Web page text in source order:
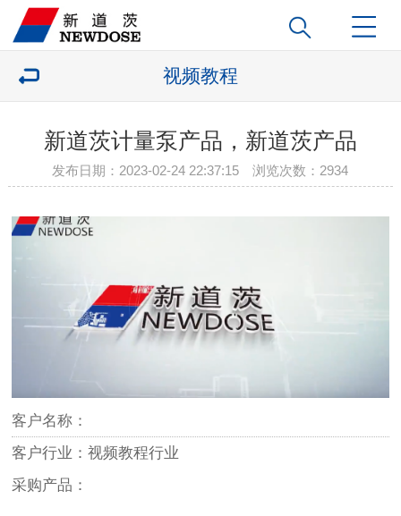
视频教程
新道茨计量泵产品，新道茨产品
发布日期：2023-02-24 22:37:15 浏览次数： 2934
客户名称：
客户行业：视频教程行业
采购产品：